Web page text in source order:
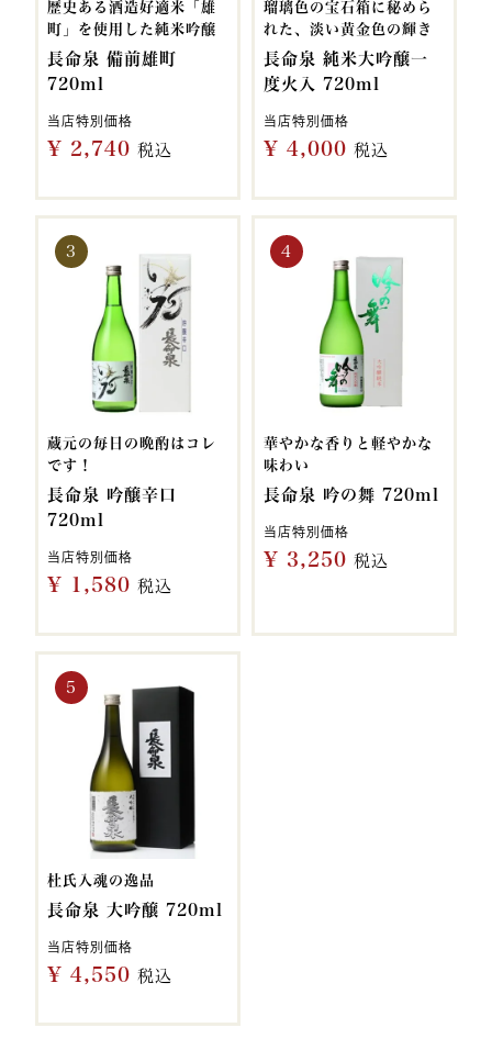
歴史ある酒造好適米「雄
町」を使用した純米吟醸
長命泉 備前雄町
720ml
当店特別価格
¥ 2,740 税込
瑠璃色の宝石箱に秘めら
れた、淡い黄金色の輝き
長命泉 純米大吟醸一
度火入 720ml
当店特別価格
¥ 4,000 税込
蔵元の毎日の晩酌はコレ
です！
長命泉 吟醸辛口
720ml
当店特別価格
¥ 1,580 税込
華やかな香りと軽やかな
味わい
長命泉 吟の舞 720ml
当店特別価格
¥ 3,250 税込
杜氏入魂の逸品
長命泉 大吟醸 720ml
当店特別価格
¥ 4,550 税込